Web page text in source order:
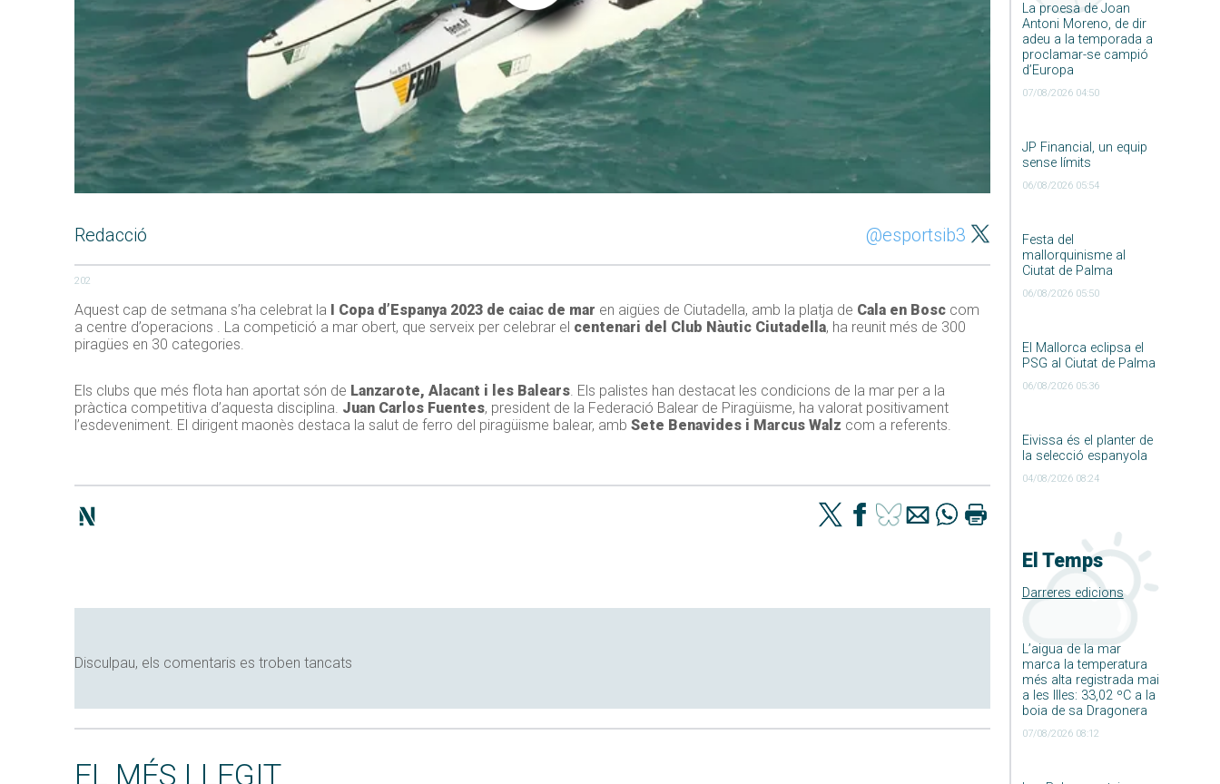
La proesa de Joan
Antoni Moreno, de dir
adeu a la temporada a
proclamar-se campió
d’Europa
07/08/2026 04:50
JP Financial, un equip
sense límits
06/08/2026 05:54
Festa del
mallorquinisme al
Ciutat de Palma
06/08/2026 05:50
El Mallorca eclipsa el
PSG al Ciutat de Palma
06/08/2026 05:36
Eivissa és el planter de
la selecció espanyola
04/08/2026 08:24
El Temps
Darreres edicions
L’aigua de la mar
marca la temperatura
més alta registrada mai
a les Illes: 33,02 ºC a la
boia de sa Dragonera
07/08/2026 08:12
Redacció @esportsib3
202
Aquest cap de setmana s’ha celebrat la I Copa d’Espanya 2023 de caiac de mar en aigües de Ciutadella, amb la platja de Cala en Bosc com
a centre d’operacions . La competició a mar obert, que serveix per celebrar el centenari del Club Nàutic Ciutadella, ha reunit més de 300
piragües en 30 categories.
Els clubs que més flota han aportat són de Lanzarote, Alacant i les Balears. Els palistes han destacat les condicions de la mar per a la
pràctica competitiva d’aquesta disciplina. Juan Carlos Fuentes, president de la Federació Balear de Piragüisme, ha valorat positivament
l’esdeveniment. El dirigent maonès destaca la salut de ferro del piragüisme balear, amb Sete Benavides i Marcus Walz com a referents.
Disculpau, els comentaris es troben tancats
EL MÉS LLEGIT